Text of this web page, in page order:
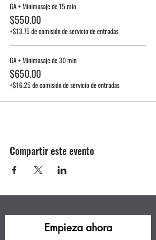
GA + Minimasaje de 15 min
$550.00
+$13.75 de comisión de servicio de entradas
GA + Minimasaje de 30 min
$650.00
+$16.25 de comisión de servicio de entradas
Compartir este evento
Empieza ahora